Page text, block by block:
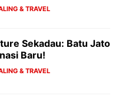
& TRAVEL
Sekadau: Batu Jato
Baru!
& TRAVEL